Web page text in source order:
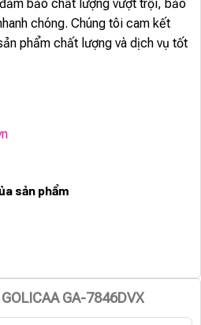
bảo chất lượng vượt trội, bảo
chóng. Chúng tôi cam kết
phẩm chất lượng và dịch vụ tốt
sản phẩm
GA-7846DVX